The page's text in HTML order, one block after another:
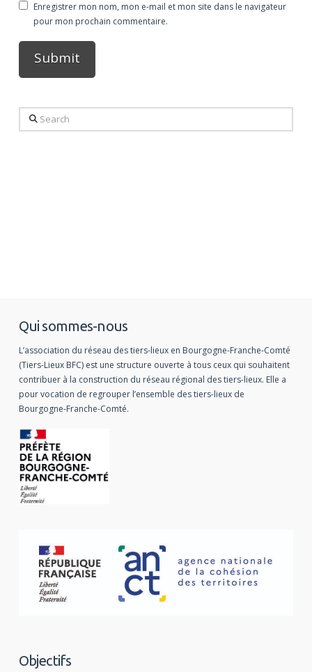
Enregistrer mon nom, mon e-mail et mon site dans le navigateur
pour mon prochain commentaire.
Search
Qui sommes-nous
L’association du réseau des tiers-lieux en Bourgogne-Franche-Comté
(Tiers-Lieux BFC) est une structure ouverte à tous ceux qui souhaitent
contribuer à la construction du réseau régional des tiers-lieux. Elle a
pour vocation de regrouper l’ensemble des tiers-lieux de
Bourgogne-Franche-Comté.
Objectifs